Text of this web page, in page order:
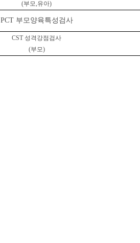
(부모,유아)
PCT 부모양육특성검사
CST 성격강점검사
(부모)